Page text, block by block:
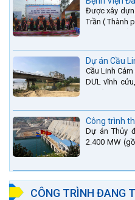
Được xây
Trần ( Thành
Dự án Cầu
Cầu Linh
DƯL vĩnh
Công trình
Dự án Thủy
2.400 MW
CÔNG TRÌNH ĐANG